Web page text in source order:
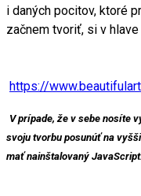
i daných pocitov, ktoré
začnem tvoriť, si v
https://
V prípade, že v sebe nosíte
svoju tvorbu posunúť na
mať nainštalovaný JavaScript.